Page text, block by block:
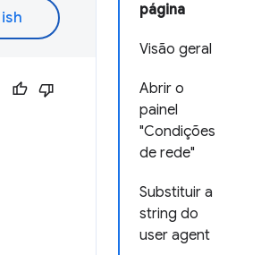
página
Visão geral
Abrir o
painel
"Condições
de rede"
Substituir a
string do
user agent